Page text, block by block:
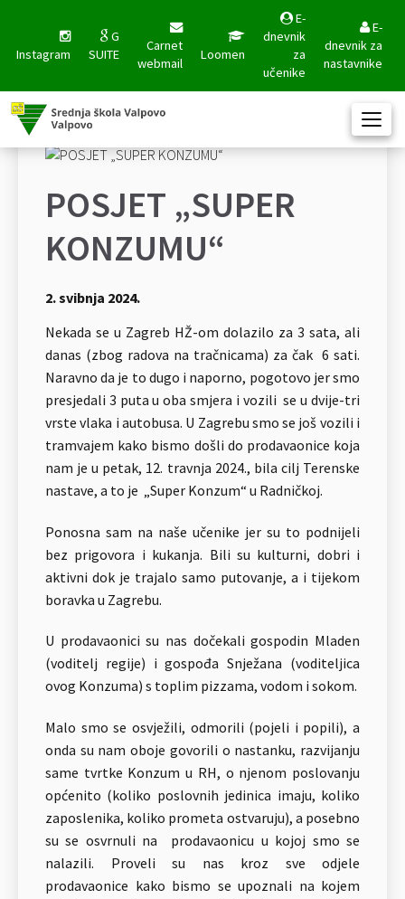
Instagram
G
SUITE
Carnet
webmail
Loomen
E-
dnevnik
za
učenike
E-
dnevnik za
nastavnike
POSJET „SUPER
KONZUMU“
2. svibnja 2024.
Nekada se u Zagreb HŽ-om dolazilo za 3 sata, ali
danas (zbog radova na tračnicama) za čak 6 sati.
Naravno da je to dugo i naporno, pogotovo jer smo
presjedali 3 puta u oba smjera i vozili se u dvije-tri
vrste vlaka i autobusa. U Zagrebu smo se još vozili i
tramvajem kako bismo došli do prodavaonice koja
nam je u petak, 12. travnja 2024., bila cilj Terenske
nastave, a to je „Super Konzum“ u Radničkoj.
Ponosna sam na naše učenike jer su to podnijeli
bez prigovora i kukanja. Bili su kulturni, dobri i
aktivni dok je trajalo samo putovanje, a i tijekom
boravka u Zagrebu.
U prodavaonici su nas dočekali gospodin Mladen
(voditelj regije) i gospođa Snježana (voditeljica
ovog Konzuma) s toplim pizzama, vodom i sokom.
Malo smo se osvježili, odmorili (pojeli i popili), a
onda su nam oboje govorili o nastanku, razvijanju
same tvrtke Konzum u RH, o njenom poslovanju
općenito (koliko poslovnih jedinica imaju, koliko
zaposlenika, koliko prometa ostvaruju), a posebno
su se osvrnuli na prodavaonicu u kojoj smo se
nalazili. Proveli su nas kroz sve odjele
prodavaonice kako bismo se upoznali na kojem